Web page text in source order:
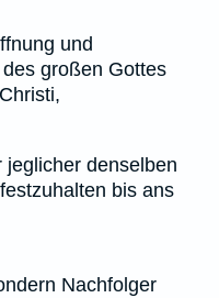
und
großen Gottes
denselben
bis ans
Nachfolger